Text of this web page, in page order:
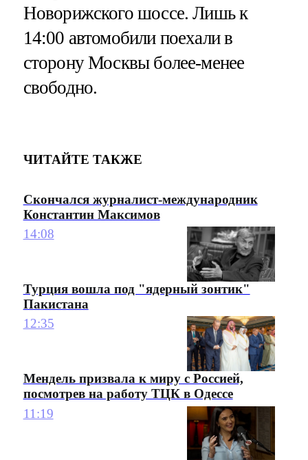
Новорижского шоссе. Лишь к
14:00 автомобили поехали в
сторону Москвы более-менее
свободно.
ЧИТАЙТЕ ТАКЖЕ
Скончался журналист-международник
Константин Максимов
14:08
Турция вошла под "ядерный зонтик"
Пакистана
12:35
Мендель призвала к миру с Россией,
посмотрев на работу ТЦК в Одессе
11:19